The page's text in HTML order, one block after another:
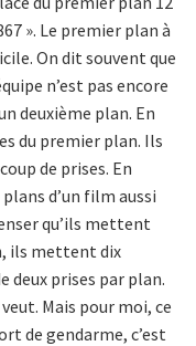
». Le premier plan à
On dit souvent que
n’est pas encore
deuxième plan. En
du premier plan. Ils
de prises. En
d’un film aussi
qu’ils mettent
ils mettent dix
deux prises par plan.
Mais pour moi, ce
de gendarme, c’est